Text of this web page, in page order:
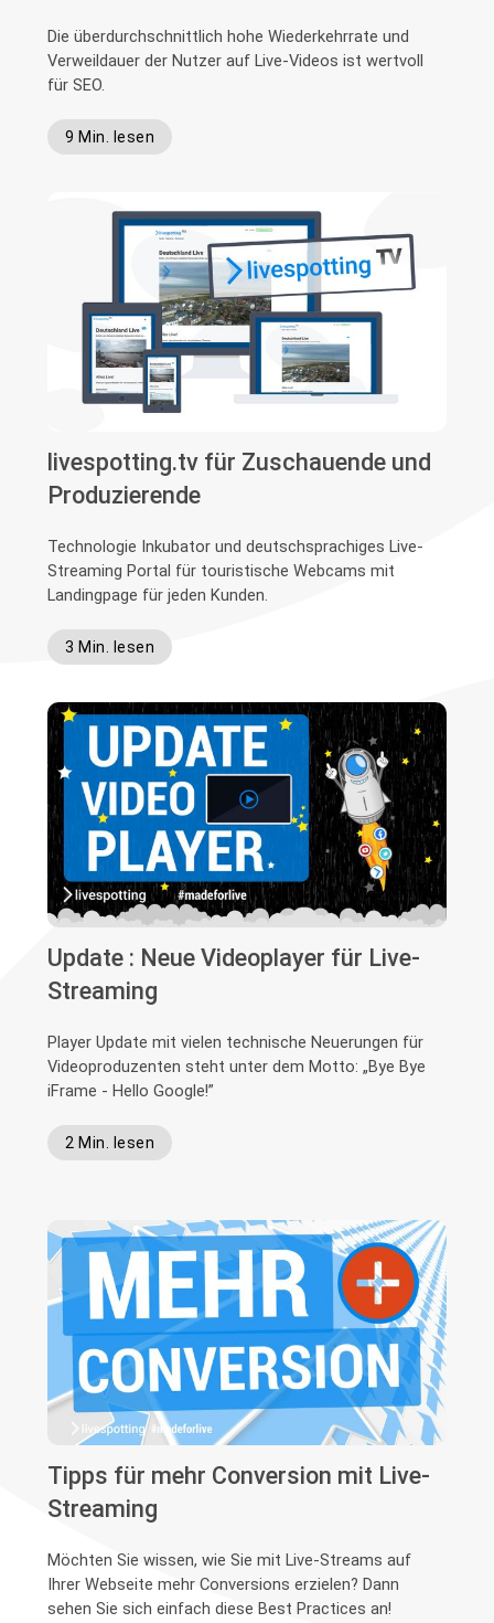
Die überdurchschnittlich hohe Wiederkehrrate und
Verweildauer der Nutzer auf Live-Videos ist wertvoll
für SEO.
9 Min. lesen
livespotting.tv für Zuschauende und
Produzierende
Technologie Inkubator und deutschsprachiges Live-
Streaming Portal für touristische Webcams mit
Landingpage für jeden Kunden.
3 Min. lesen
Update : Neue Videoplayer für Live-
Streaming
Player Update mit vielen technische Neuerungen für
Videoproduzenten steht unter dem Motto: „Bye Bye
iFrame - Hello Google!”
2 Min. lesen
Tipps für mehr Conversion mit Live-
Streaming
Möchten Sie wissen, wie Sie mit Live-Streams auf
Ihrer Webseite mehr Conversions erzielen? Dann
sehen Sie sich einfach diese Best Practices an!